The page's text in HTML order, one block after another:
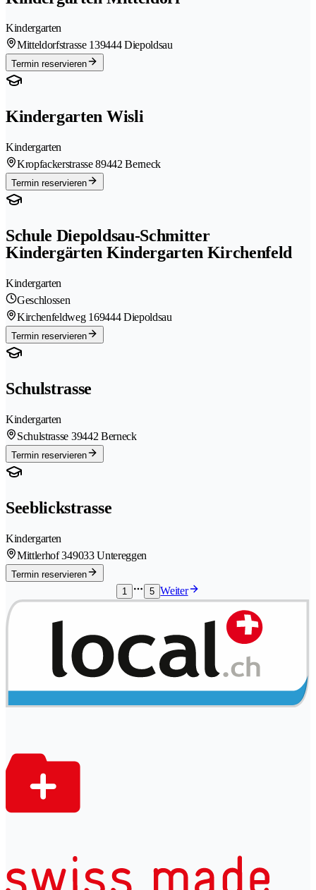
Kindergarten
Mitteldorfstrasse 139444 Diepoldsau
Termin reservieren
Kindergarten Wisli
Kindergarten
Kropfackerstrasse 89442 Berneck
Termin reservieren
Schule Diepoldsau-Schmitter
Kindergärten Kindergarten Kirchenfeld
Kindergarten
Geschlossen
Kirchenfeldweg 169444 Diepoldsau
Termin reservieren
Schulstrasse
Kindergarten
Schulstrasse 39442 Berneck
Termin reservieren
Seeblickstrasse
Kindergarten
Mittlerhof 349033 Untereggen
Termin reservieren
1
5 Weiter